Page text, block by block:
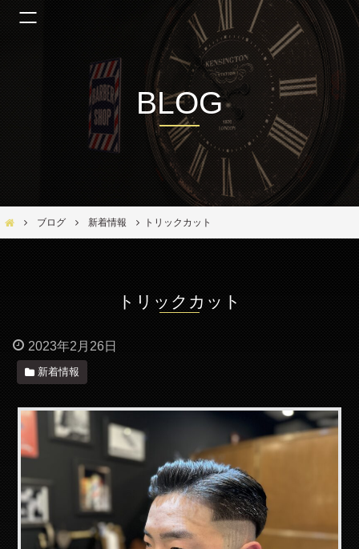
BLOG
Bar Ber Shop REGALO【バーバーショップ レガロ】- 大阪・福島区の美容室
ブログ 新着情報 トリックカット
トリックカット
2023年2月26日
新着情報